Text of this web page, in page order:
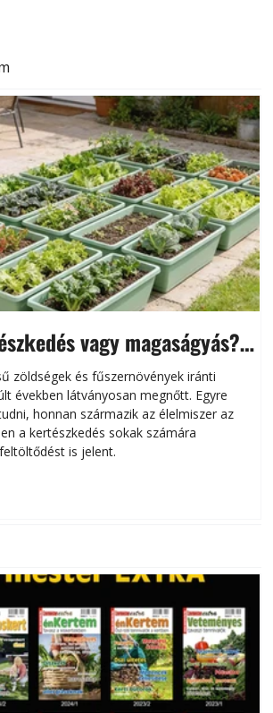
vagy magaságyás?
kertészkedés
zöldségek és fűszernövények iránti
években látványosan megnőtt. Egyre
honnan származik az élelmiszer az
a kertészkedés sokak számára
is jelent.